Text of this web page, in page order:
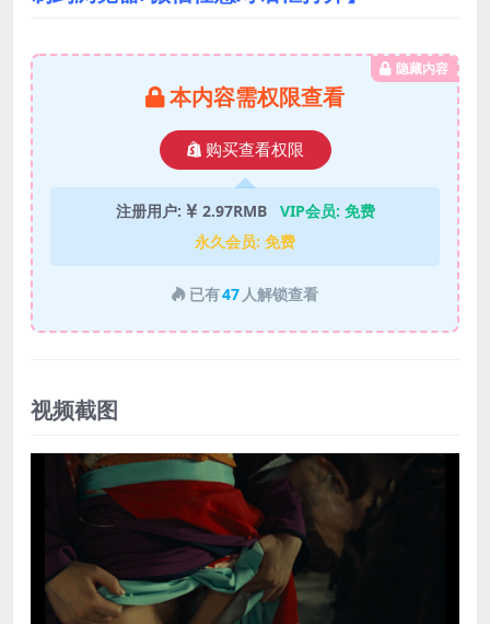
隐藏内容
本内容需权限查看
购买查看权限
注册用户: 2.97RMB VIP会员: 免费
永久会员: 免费
已有47 人解锁查看
视频截图